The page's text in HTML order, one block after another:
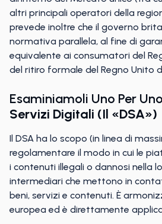
altri principali operatori della
prevede inoltre che il governo
normativa parallela, al fine di
equivalente ai consumatori del
del ritiro formale del Regno Unito
Esaminiamoli Uno Per
Servizi Digitali (il «DSA»)
Il DSA ha lo scopo (in linea di
regolamentare il modo in cui le
i contenuti illegali o dannosi nella
intermediari che mettono in
beni, servizi e contenuti. È
europea ed è direttamente